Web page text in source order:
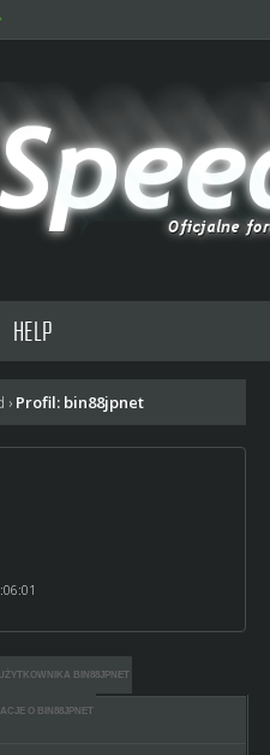
HELP
› Profil: bin88jpnet
BIN88JPNET
O BIN88JPNET